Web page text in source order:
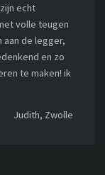
echt
volle teugen
aan de legger,
en zo
te maken! ik
Judith, Zwolle